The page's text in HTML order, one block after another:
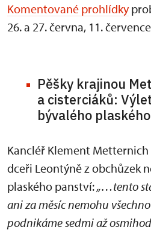
Komentované prohlídky
26. a 27. června, 11.
Pěšky krajinou
a cisterciáků:
bývalého
Kancléř Klement Metternich
dceři Leontýně z obchůzek
plaského panství:„…tento
ani za měsíc nemohu
podnikáme sedmi až